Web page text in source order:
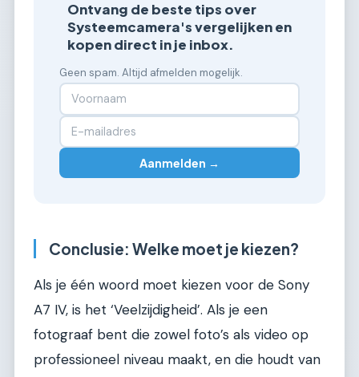
Ontvang de beste tips over
Systeemcamera's vergelijken en
kopen direct in je inbox.
Geen spam. Altijd afmelden mogelijk.
Aanmelden →
Conclusie: Welke moet je kiezen?
Als je één woord moet kiezen voor de Sony
A7 IV, is het ‘Veelzijdigheid’. Als je een
fotograaf bent die zowel foto’s als video op
professioneel niveau maakt, en die houdt van